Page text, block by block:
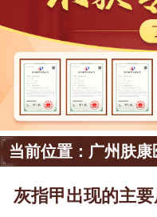
当前位置： 广州肤康
灰指甲出现的主